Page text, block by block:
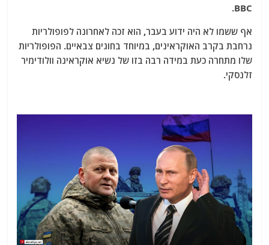
BBC.
אף ששמו לא היה ידוע בעבר, הוא זכה לאחרונה לפופולריות
נרחבת בקרב האוקראינים, במיוחד בחוגים צבאיים. הפופולריות
שלו מתחרה כעת במידה רבה בזו של נשיא אוקראינה וולודימיר
זלנסקי.